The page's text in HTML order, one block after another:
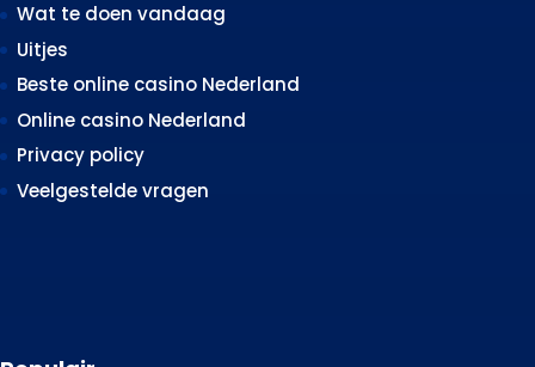
Wat te doen vandaag
Uitjes
Beste online casino Nederland
Online casino Nederland
Privacy policy
Veelgestelde vragen